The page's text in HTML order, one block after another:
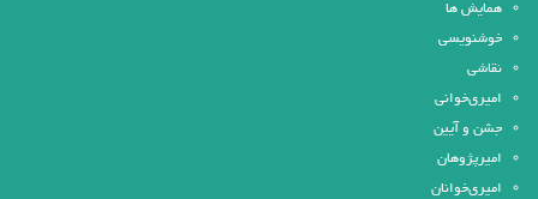
همایش ها
خوشنویسی
نقاشی
امیری‌خوانی
جشن و آیین
امیرپژوهان
امیری‌خوانان